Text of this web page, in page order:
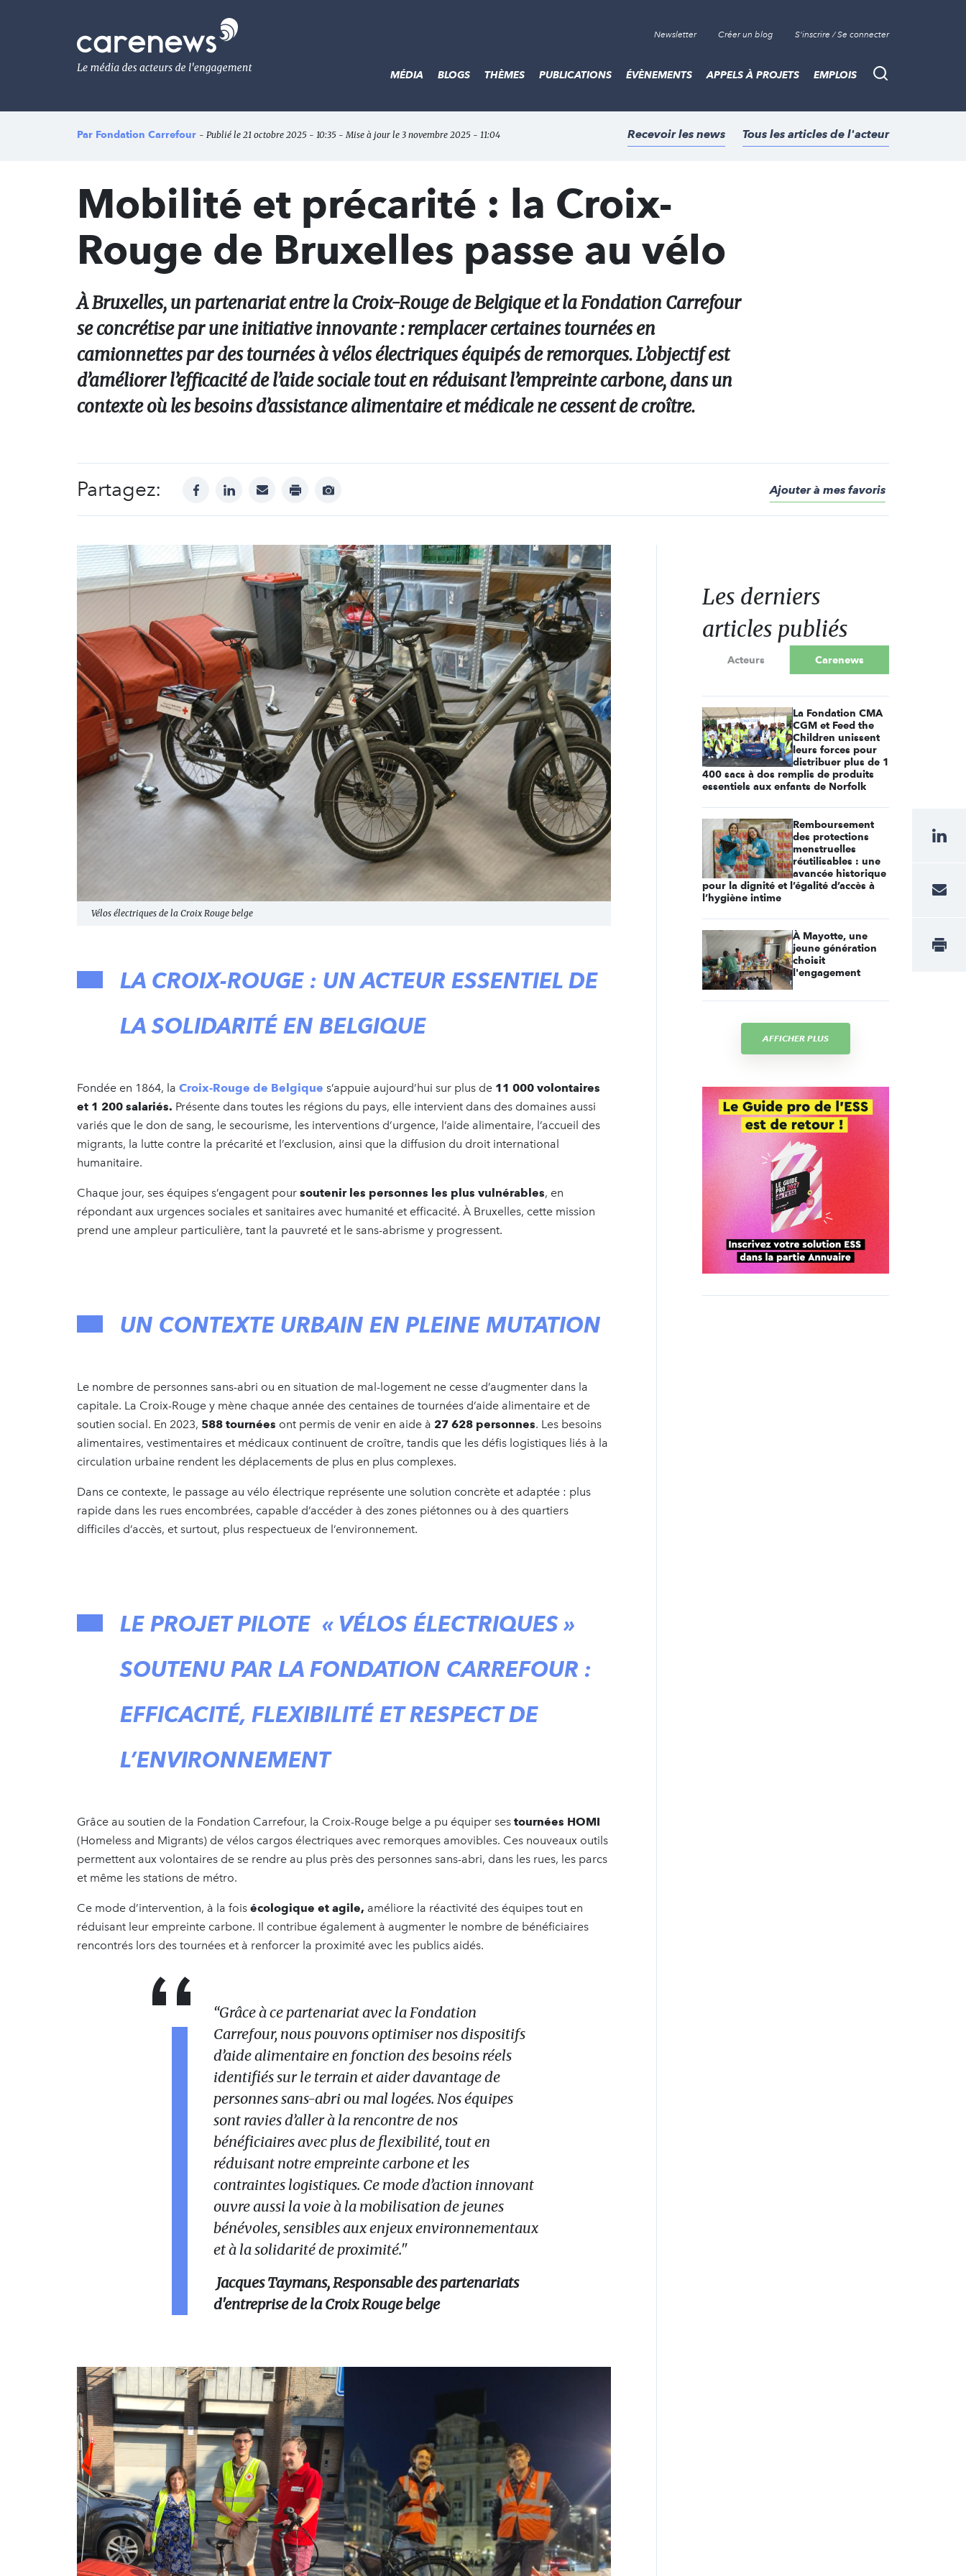
Le
média
de
l'engagement
Newsletter Créer un blog S'inscrire / Se connecter
Recherche
MÉDIA BLOGS THÈMES PUBLICATIONS ÉVÈNEMENTS APPELS À PROJETS EMPLOIS
Par Fondation Carrefour - Publié le 21 octobre 2025 - 10:35 - Mise à jour le 3 novembre 2025 - 11:04 Recevoir les news Tous les articles de l'acteur
Mobilité et précarité : la Croix-
Rouge de Bruxelles passe au vélo
À Bruxelles, un partenariat entre la Croix-Rouge de Belgique et la Fondation Carrefour
se concrétise par une initiative innovante : remplacer certaines tournées en
camionnettes par des tournées à vélos électriques équipés de remorques. L’objectif est
d’améliorer l’efficacité de l’aide sociale tout en réduisant l’empreinte carbone, dans un
contexte où les besoins d’assistance alimentaire et médicale ne cessent de croître.
Partagez: facebooklinkedinmail print
Afficher
Ajouter à mes favoris
Vélos électriques de la Croix Rouge belge
LA CROIX-ROUGE : UN ACTEUR ESSENTIEL DE
LA SOLIDARITÉ EN BELGIQUE
Fondée en 1864, la Croix-Rouge de Belgique s’appuie aujourd’hui sur plus de 11 000 volontaires
et 1 200 salariés. Présente dans toutes les régions du pays, elle intervient dans des domaines aussi
variés que le don de sang, le secourisme, les interventions d’urgence, l’aide alimentaire, l’accueil des
migrants, la lutte contre la précarité et l’exclusion, ainsi que la diffusion du droit international
humanitaire.
Chaque jour, ses équipes s’engagent pour soutenir les personnes les plus vulnérables, en
répondant aux urgences sociales et sanitaires avec humanité et efficacité. À Bruxelles, cette mission
prend une ampleur particulière, tant la pauvreté et le sans-abrisme y progressent.
UN CONTEXTE URBAIN EN PLEINE MUTATION
Le nombre de personnes sans-abri ou en situation de mal-logement ne cesse d’augmenter dans la
capitale. La Croix-Rouge y mène chaque année des centaines de tournées d’aide alimentaire et de
soutien social. En 2023, 588 tournées ont permis de venir en aide à 27 628 personnes. Les besoins
alimentaires, vestimentaires et médicaux continuent de croître, tandis que les défis logistiques liés à la
circulation urbaine rendent les déplacements de plus en plus complexes.
Dans ce contexte, le passage au vélo électrique représente une solution concrète et adaptée : plus
rapide dans les rues encombrées, capable d’accéder à des zones piétonnes ou à des quartiers
difficiles d’accès, et surtout, plus respectueux de l’environnement.
LE PROJET PILOTE « VÉLOS ÉLECTRIQUES»
SOUTENU PAR LA FONDATION CARREFOUR :
EFFICACITÉ, FLEXIBILITÉ ET RESPECT DE
L’ENVIRONNEMENT
Grâce au soutien de la Fondation Carrefour, la Croix-Rouge belge a pu équiper ses tournées HOMI
(Homeless and Migrants) de vélos cargos électriques avec remorques amovibles. Ces nouveaux outils
permettent aux volontaires de se rendre au plus près des personnes sans-abri, dans les rues, les parcs
et même les stations de métro.
Ce mode d’intervention, à la fois écologique et agile, améliore la réactivité des équipes tout en
réduisant leur empreinte carbone. Il contribue également à augmenter le nombre de bénéficiaires
rencontrés lors des tournées et à renforcer la proximité avec les publics aidés.
“Grâce à ce partenariat avec la Fondation
Carrefour, nous pouvons optimiser nos dispositifs
d’aide alimentaire en fonction des besoins réels
identifiés sur le terrain et aider davantage de
personnes sans-abri ou mal logées. Nos équipes
sont ravies d’aller à la rencontre de nos
bénéficiaires avec plus de flexibilité, tout en
réduisant notre empreinte carbone et les
contraintes logistiques. Ce mode d’action innovant
ouvre aussi la voie à la mobilisation de jeunes
bénévoles, sensibles aux enjeux environnementaux
et à la solidarité de proximité."
Jacques Taymans,Responsable des partenariats
d'entreprise de la Croix Rouge belge
Les derniers
articles publiés
Acteurs Carenews
La Fondation CMA
CGM et Feed the
Children unissent
leurs forces pour
distribuer plus de 1
400 sacs à dos remplis de produits
essentiels aux enfants de Norfolk
Remboursement
des protections
menstruelles
réutilisables : une
avancée historique
pour la dignité et l’égalité d’accès à
l’hygiène intime
À Mayotte, une
jeune génération
choisit
l'engagement
AFFICHER PLUS